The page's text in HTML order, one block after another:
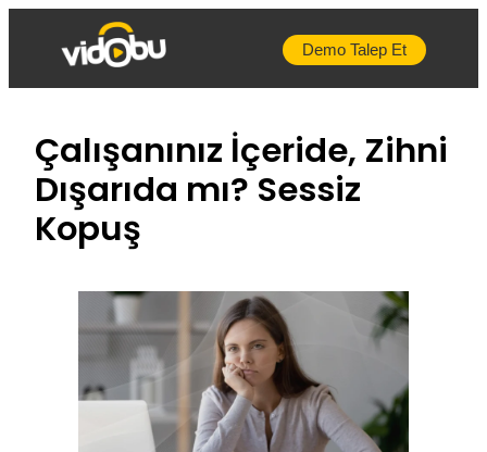
Demo Talep Et
Çalışanınız İçeride, Zihni
Dışarıda mı? Sessiz
Kopuş